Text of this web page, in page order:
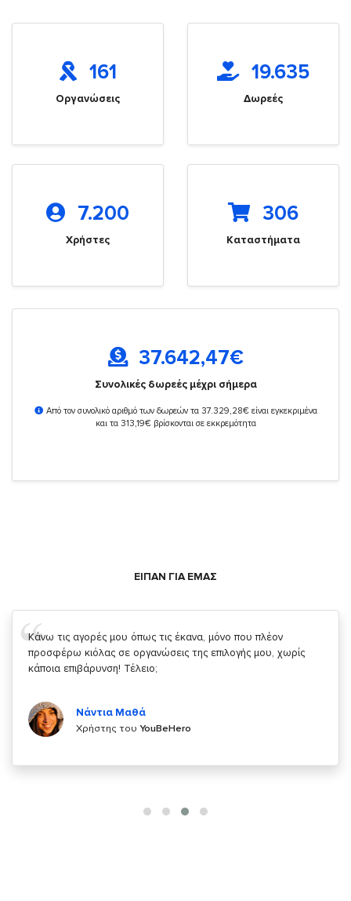
161
Οργανώσεις
19.635
Δωρεές
7.200
Χρήστες
306
Καταστήματα
37.642,47€
Συνολικές δωρεές μέχρι σήμερα
Από τον συνολικό αριθμό των δωρεών τα 37.329,28€ είναι εγκεκριμένα
και τα 313,19€ βρίσκονται σε εκκρεμότητα
ΕΙΠΑΝ ΓΙΑ ΕΜΑΣ
Σας ευχαριστώ που μας δίνετε την δυνατότητα να κάνουμε
κάτι!
Χρήστης τουYouBeHero